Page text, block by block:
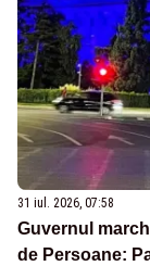
31 iul. 2026, 07:58
Guvernul
de Persoane: